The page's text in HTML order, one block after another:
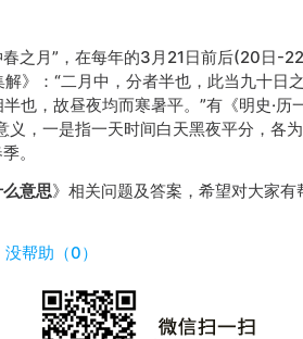
之月”，在每年的3月21日前后(20日-
》：“二月中，分者半也，此当九十日
也，故昼夜均而寒暑平。”有《明史·历
，一是指一天时间白天黑夜平分，各
。
意思》相关问题及答案，希望对大家有
没帮助（0）